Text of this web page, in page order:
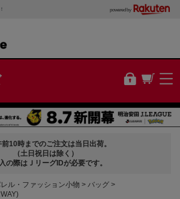
powered by
10時までのご注文は当日出荷。
（土日祝日は除く）
の際はＪリーグIDが必要です。
ル・ファッション小物
バッグ